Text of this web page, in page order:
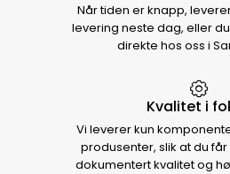
Når tiden er knapp,
levering neste dag, eller
direkte hos oss i
Kvalitet i
Vi leverer kun
produsenter, slik at du
dokumentert kvalitet og